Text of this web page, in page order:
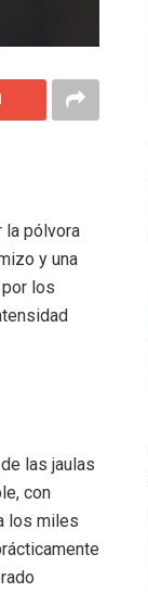
la pólvora
y una
los
las jaulas
con
los miles